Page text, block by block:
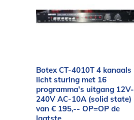
Botex CT-4010T 4 kanaals
licht sturing met 16
programma's uitgang 12V-
240V AC-10A (solid state)
van € 195,-- OP=OP de